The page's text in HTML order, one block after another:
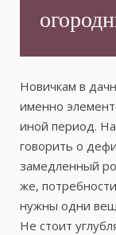
Новичкам в
именно
иной период.
говорить о
замедленный
же,
нужны одни
Не стоит